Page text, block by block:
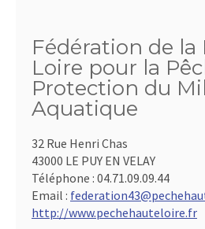
Fédération de la
Loire pour la
Protection du
Aquatique
32 Rue Henri Chas
43000 LE PUY EN VELAY
Téléphone : 04.71.09.09.44
Email :
http://www.pechehauteloire.fr